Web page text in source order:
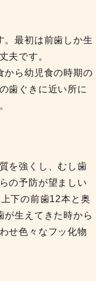
。最初は前歯しか生
夫です。
から幼児食の時期の
歯ぐきに近い所に
を強くし、むし歯
の予防が望ましい
下の前歯12本と奥
が生えてきた時から
せ色々なフッ化物